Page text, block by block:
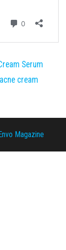
Serum
cream
Envo Magazine